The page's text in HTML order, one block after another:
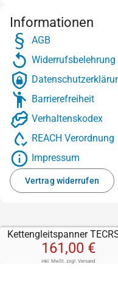
Kettengleitspanner
161,00 €
inkl. MwSt. zzgl. Versand
Informationen
AGB
Widerrufsbelehrung
Barrierefreiheit
Verhaltenskodex
REACH Verordnung
Impressum
Vertrag widerrufen